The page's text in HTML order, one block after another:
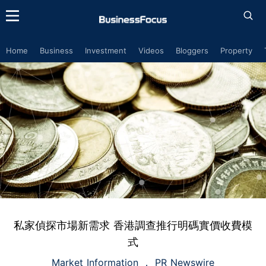
Home Business Investment Videos Bloggers Property
私家偵探市場新需求 香港調查推行明碼實價收費模
式
Market Information PR Newswire